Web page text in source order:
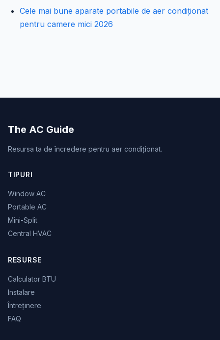
Cele mai bune aparate portabile de aer condiționat
pentru camere mici 2026
The AC Guide
Resursa ta de încredere pentru aer condiționat.
TIPURI
Window AC
Portable AC
Mini-Split
Central HVAC
RESURSE
Calculator BTU
Instalare
Întreținere
FAQ